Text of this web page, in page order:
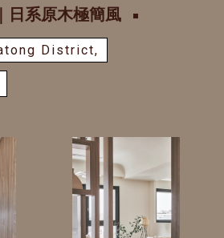
日系原木極簡風
District,